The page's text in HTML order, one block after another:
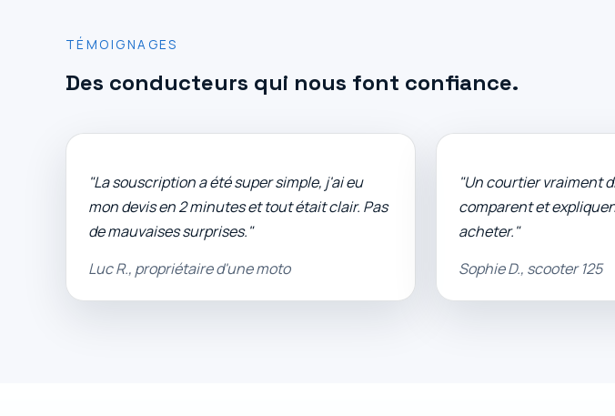
TÉMOIGNAGES
Des conducteurs qui nous font confiance.
"La souscription a été super simple, j'ai eu
mon devis en 2 minutes et tout était clair. Pas
de mauvaises surprises."
Luc R., propriétaire d'une moto
"Un courtier vraiment
comparent et
acheter."
Sophie D., scooter 125